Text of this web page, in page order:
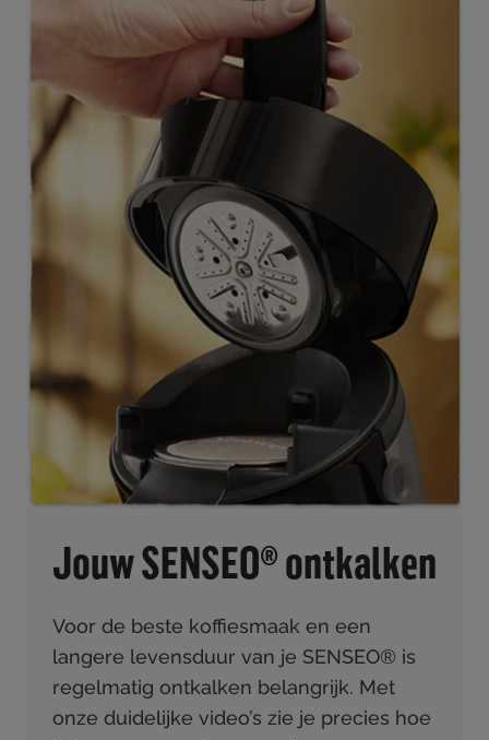
Jouw SENSEO® ontkalken
Voor de beste koffiesmaak en een
langere levensduur van je SENSEO® is
regelmatig ontkalken belangrijk. Met
onze duidelijke video’s zie je precies hoe